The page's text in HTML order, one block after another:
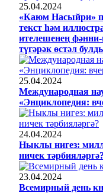
25.04.2024
«Каюм Насыйри»
текст һәм
ителешенең фәнни-
түгәрәк өстәл
25.04.2024
Международная
«Энциклопедия:
24.04.2024
Ныклы нигез:
ничек тәрбияләргә?
23.04.2024
Всемирный день